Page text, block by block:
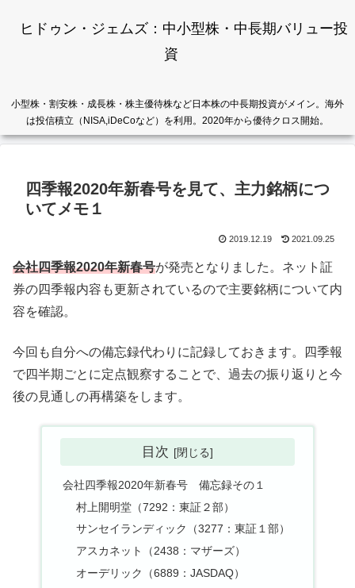
ヒドゥン・ジェムズ：中小型株・中長期バリュー投
資
小型株・割安株・成長株・株主優待株など日本株の中長期投資がメイン。海外
は投信積立（NISA,iDeCoなど）を利用。2020年から優待クロス開始。
四季報2020年新春号を見て、主力銘柄につ
いてメモ１
2019.12.19 2021.09.25
会社四季報2020年新春号が発売となりました。ネット証
券の四季報内容も更新されているので主要銘柄について内
容を確認。
今回も自分への備忘録代わりに記録しておきます。四季報
で四半期ごとに定点観察することで、過去の振り返りと今
後の見通しの再構築をします。
目次
会社四季報2020年新春号 備忘録その１
村上開明堂（7292：東証２部）
サンセイランディック（3277：東証１部）
アスカネット（2438：マザーズ）
オーデリック（6889：JASDAQ）